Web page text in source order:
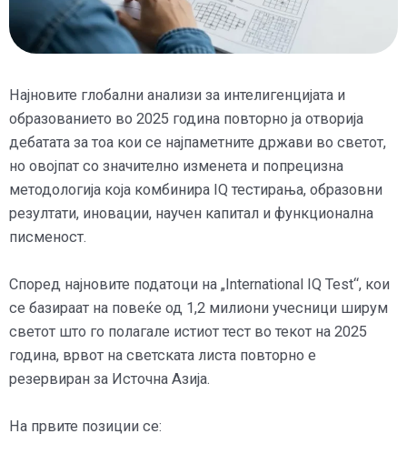
Најновите глобални анализи за интелигенцијата и
образованието во 2025 година повторно ја отворија
дебатата за тоа кои се најпаметните држави во светот,
но овојпат со значително изменета и попрецизна
методологија која комбинира IQ тестирања, образовни
резултати, иновации, научен капитал и функционална
писменост.
Според најновите податоци на „International IQ Test“, кои
се базираат на повеќе од 1,2 милиони учесници ширум
светот што го полагале истиот тест во текот на 2025
година, врвот на светската листа повторно е
резервиран за Источна Азија.
На првите позиции се: